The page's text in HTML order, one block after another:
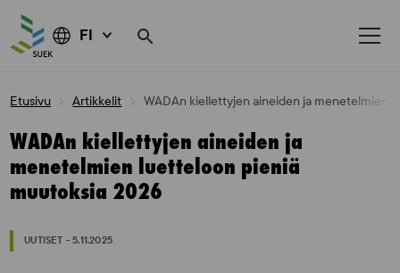
FI
Etusivu Artikkelit WADAn kiellettyjen aineiden ja menetelmien
WADAn kiellettyjen aineiden ja
menetelmien luetteloon pieniä
muutoksia 2026
UUTISET - 5.11.2025